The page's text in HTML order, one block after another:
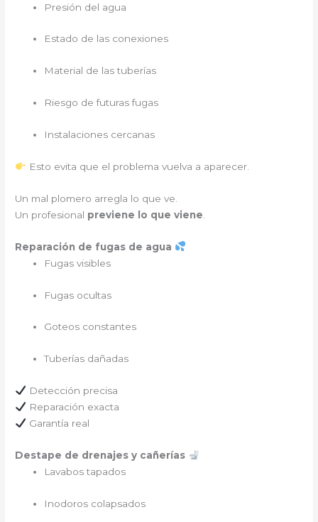
Presión del agua
Estado de las conexiones
Material de las tuberías
Riesgo de futuras fugas
Instalaciones cercanas
Esto evita que el problema vuelva a aparecer.
Un mal plomero arregla lo que ve.
Un profesional previene lo que viene
Reparación de fugas de agua
Fugas visibles
Fugas ocultas
Goteos constantes
Tuberías dañadas
Detección precisa
Reparación exacta
Garantía real
Destape de drenajes y cañerías
Lavabos tapados
Inodoros colapsados